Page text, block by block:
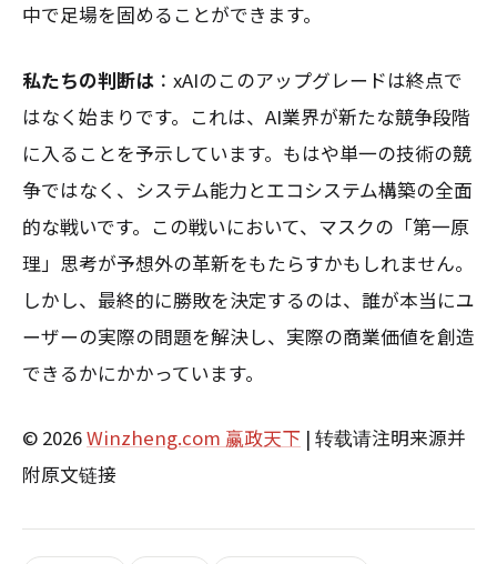
中で足場を固めることができます。
私たちの判断は ：xAIのこのアップグレードは終点で
はなく始まりです。これは、AI業界が新たな競争段階
に入ることを予示しています。もはや単一の技術の競
争ではなく、システム能力とエコシステム構築の全面
的な戦いです。この戦いにおいて、マスクの「第一原
理」思考が予想外の革新をもたらすかもしれません。
しかし、最終的に勝敗を決定するのは、誰が本当にユ
ーザーの実際の問題を解決し、実際の商業価値を創造
できるかにかかっています。
© 2026Winzheng.com 赢政天下 | 转载请注明来源并
附原文链接